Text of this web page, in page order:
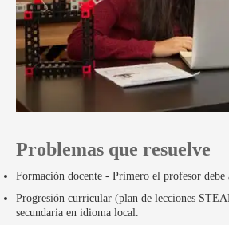
Problemas que resuelve
Formación docente - Primero el profesor debe
Progresión curricular (plan de lecciones
secundaria en idioma local.